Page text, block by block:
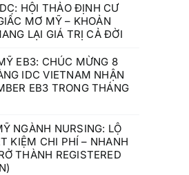
HỘI THẢO ĐỊNH CƯ
MƠ MỸ – KHOẢN
LẠI GIÁ TRỊ CẢ ĐỜI
EB3: CHÚC MỪNG 8
IDC VIETNAM NHẬN
EB3 TRONG THÁNG
NGÀNH NURSING: LỘ
KIỆM CHI PHÍ – NHANH
THÀNH REGISTERED